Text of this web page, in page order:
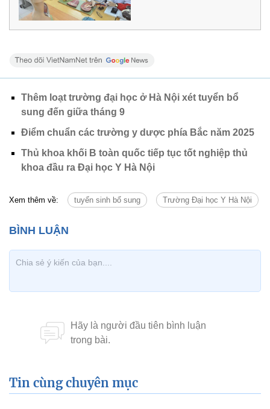
Thêm loạt trường đại học ở Hà Nội xét tuyển bổ
sung đến giữa tháng 9
Điểm chuẩn các trường y dược phía Bắc năm 2025
Thủ khoa khối B toàn quốc tiếp tục tốt nghiệp thủ
khoa đầu ra Đại học Y Hà Nội
Xem thêm về: tuyển sinh bổ sung Trường Đại học Y Hà Nội
Tin cùng chuyên mục